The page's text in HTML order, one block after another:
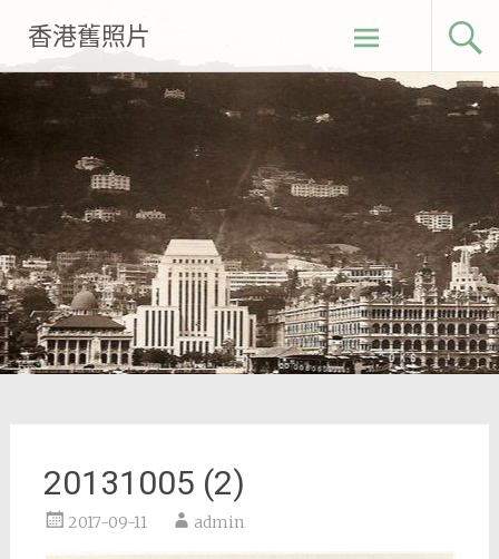
content
香港舊照片
20131005 (2)
2017-09-11 admin